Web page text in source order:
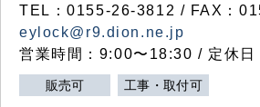
TEL：0155-26-3812 / FAX：
eylock@r9.dion.ne.jp
営業時間：9:00〜18:30 / 定休日
販売可 工事・取付可